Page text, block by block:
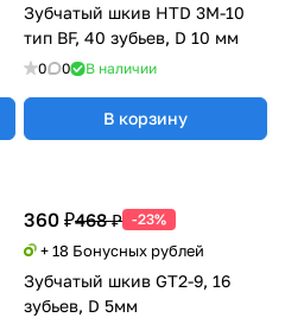
Зубчатый шкив HTD 3M-10
тип BF, 40 зубьев, D 10 мм
0 0 В наличии
В корзину
360 ₽468 ₽ -23%
+ 18 Бонусных рублей
Зубчатый шкив GT2-9, 16
зубьев, D 5мм